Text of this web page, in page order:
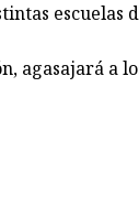
escuelas
a